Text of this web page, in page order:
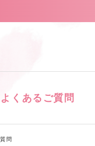
よくあるご質問
問